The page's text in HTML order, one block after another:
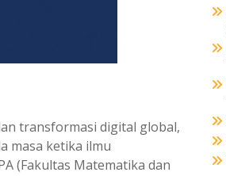
transformasi digital global,
masa ketika ilmu
(Fakultas Matematika dan